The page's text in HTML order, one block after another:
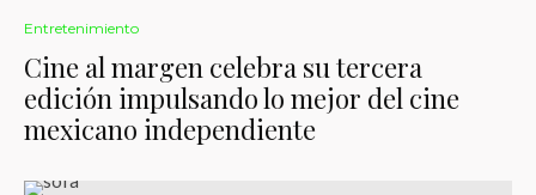
Entretenimiento
Cine al margen celebra su tercera
edición impulsando lo mejor del cine
mexicano independiente